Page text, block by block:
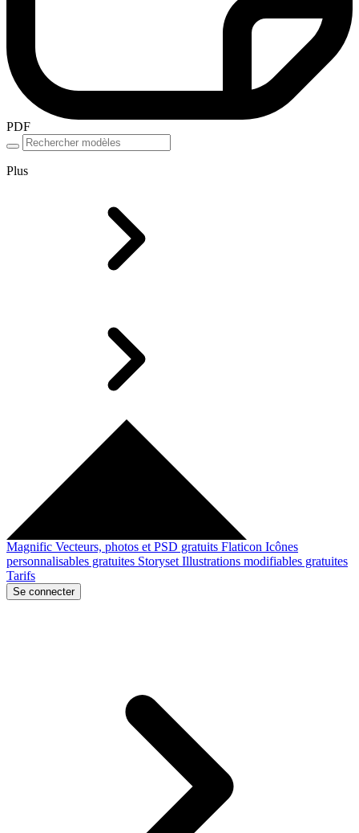
PDF
Plus
Magnific Vecteurs, photos et PSD gratuits Flaticon Icônes
personnalisables gratuites Storyset Illustrations modifiables gratuites
Tarifs
Se connecter